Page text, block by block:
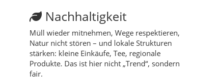
Nachhaltigkeit
Müll wieder mitnehmen, Wege respektieren,
Natur nicht stören – und lokale Strukturen
stärken: kleine Einkäufe, Tee, regionale
Produkte. Das ist hier nicht „Trend“, sondern
fair.